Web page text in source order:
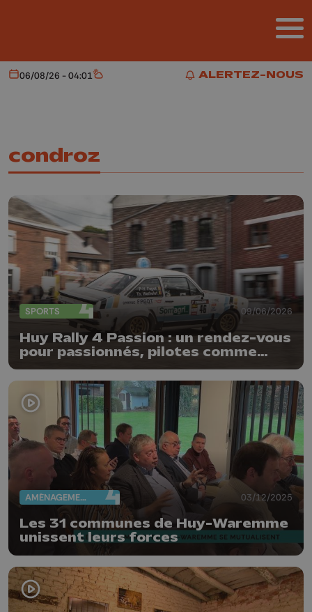
ALERTEZ-NOUS
ALERTEZ-NOUS
Aujourd'hui
06/08/26 - 04:01 Météo
condroz
SPORTS 09/06/2026
Huy Rally 4 Passion : un rendez-vous
pour passionnés, pilotes comme
spectateurs
AMÉNAGEMENT DU TERRITOIRE 03/12/2025
Les 31 communes de Huy-Waremme
unissent leurs forces